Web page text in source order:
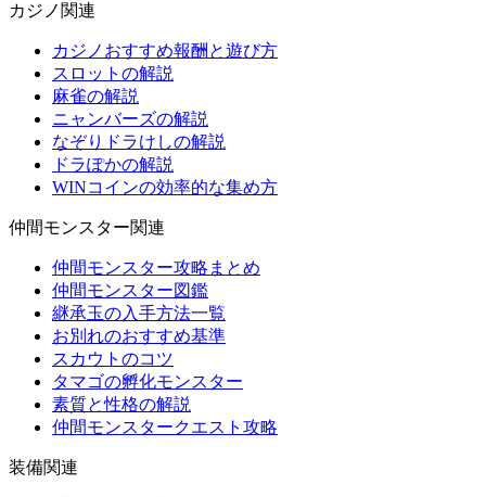
カジノ関連
カジノおすすめ報酬と遊び方
スロットの解説
麻雀の解説
ニャンバーズの解説
なぞりドラけしの解説
ドラぽかの解説
WINコインの効率的な集め方
仲間モンスター関連
仲間モンスター攻略まとめ
仲間モンスター図鑑
継承玉の入手方法一覧
お別れのおすすめ基準
スカウトのコツ
タマゴの孵化モンスター
素質と性格の解説
仲間モンスタークエスト攻略
装備関連